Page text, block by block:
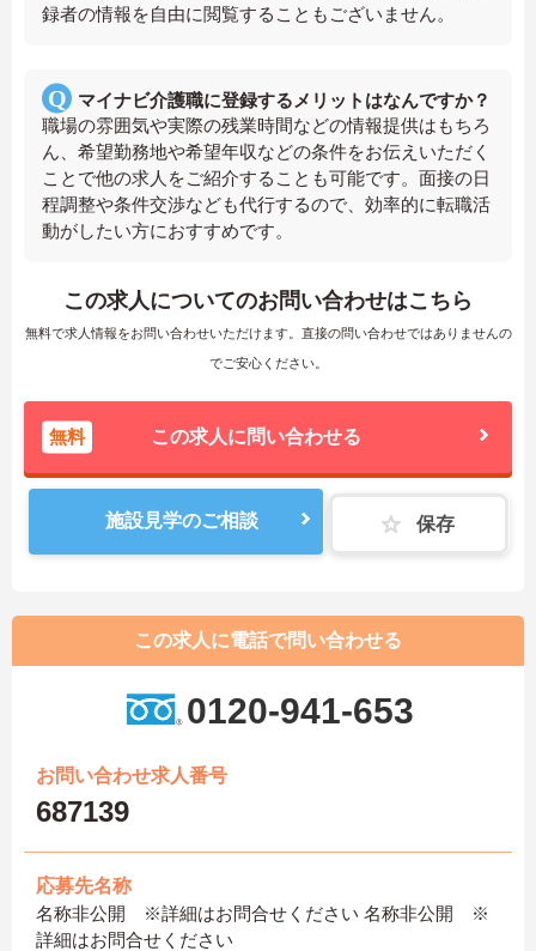
録者の情報を自由に閲覧することもございません。
マイナビ介護職に登録するメリットはなんですか？
職場の雰囲気や実際の残業時間などの情報提供はもちろ
ん、希望勤務地や希望年収などの条件をお伝えいただく
ことで他の求人をご紹介することも可能です。面接の日
程調整や条件交渉なども代行するので、効率的に転職活
動がしたい方におすすめです。
この求人についてのお問い合わせはこちら
無料で求人情報をお問い合わせいただけます。直接の問い合わせではありませんの
でご安心ください。
無料 この求人に問い合わせる
施設見学のご相談 保存
この求人に電話で問い合わせる
0120-941-653
お問い合わせ求人番号
687139
応募先名称
名称非公開 ※詳細はお問合せください 名称非公開 ※
詳細はお問合せください